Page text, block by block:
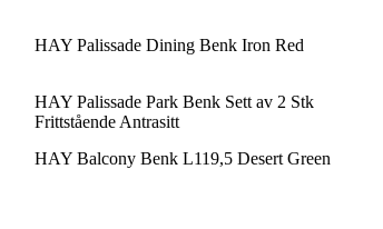
HAY Palissade Dining Benk Iron Red
HAY Palissade Park Benk Sett av 2 Stk
Frittstående Antrasitt
HAY Balcony Benk L119,5 Desert Green